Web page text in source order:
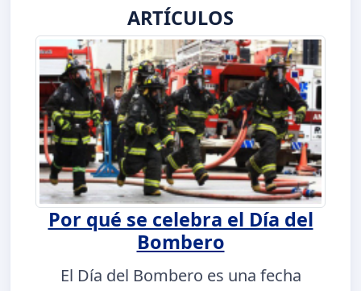
ARTÍCULOS
Por qué se celebra el Día del
Bombero
El Día del Bombero es una fecha